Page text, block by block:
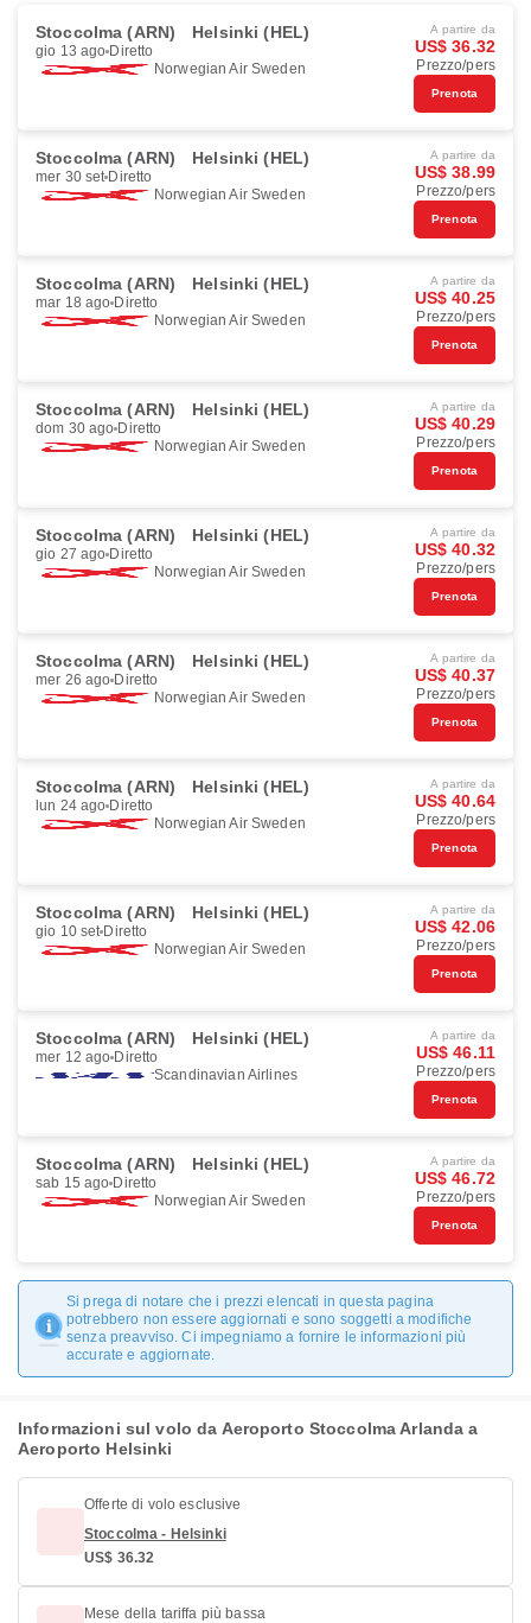
Stoccolma (ARN) Helsinki (HEL)
gio 13 ago Diretto
Norwegian Air Sweden
A partire da
US$ 36.32
Prezzo/pers
Prenota
Stoccolma (ARN) Helsinki (HEL)
mer 30 set Diretto
Norwegian Air Sweden
A partire da
US$ 38.99
Prezzo/pers
Prenota
Stoccolma (ARN) Helsinki (HEL)
mar 18 ago Diretto
Norwegian Air Sweden
A partire da
US$ 40.25
Prezzo/pers
Prenota
Stoccolma (ARN) Helsinki (HEL)
dom 30 ago Diretto
Norwegian Air Sweden
A partire da
US$ 40.29
Prezzo/pers
Prenota
Stoccolma (ARN) Helsinki (HEL)
gio 27 ago Diretto
Norwegian Air Sweden
A partire da
US$ 40.32
Prezzo/pers
Prenota
Stoccolma (ARN) Helsinki (HEL)
mer 26 ago Diretto
Norwegian Air Sweden
A partire da
US$ 40.37
Prezzo/pers
Prenota
Stoccolma (ARN) Helsinki (HEL)
lun 24 ago Diretto
Norwegian Air Sweden
A partire da
US$ 40.64
Prezzo/pers
Prenota
Stoccolma (ARN) Helsinki (HEL)
gio 10 set Diretto
Norwegian Air Sweden
A partire da
US$ 42.06
Prezzo/pers
Prenota
Stoccolma (ARN) Helsinki (HEL)
mer 12 ago Diretto
Scandinavian Airlines
A partire da
US$ 46.11
Prezzo/pers
Prenota
Stoccolma (ARN) Helsinki (HEL)
sab 15 ago Diretto
Norwegian Air Sweden
A partire da
US$ 46.72
Prezzo/pers
Prenota
Si prega di notare che i prezzi elencati in questa pagina
potrebbero non essere aggiornati e sono soggetti a modifiche
senza preavviso. Ci impegniamo a fornire le informazioni più
accurate e aggiornate.
Informazioni sul volo da Aeroporto Stoccolma Arlanda a
Aeroporto Helsinki
Offerte di volo esclusive
Stoccolma - Helsinki
US$ 36.32
Mese della tariffa più bassa